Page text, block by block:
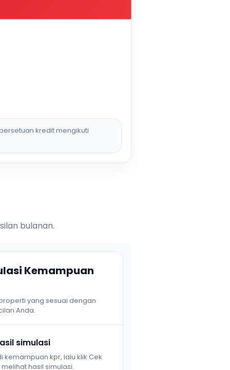
kredit mengikuti
bulanan.
Kemampuan
yang sesuai dengan
Anda.
simulasi
kemampuan kpr, lalu klik Cek
hasil simulasi.